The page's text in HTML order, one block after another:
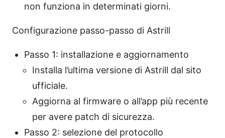
non funziona in determinati giorni.
Configurazione passo-passo di Astrill
Passo 1: installazione e aggiornamento
Installa l’ultima versione di Astrill dal sito
ufficiale.
Aggiorna al firmware o all’app più recente
per avere patch di sicurezza.
Passo 2: selezione del protocollo